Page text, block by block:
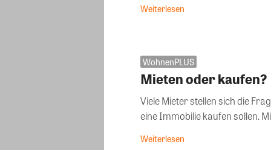
Weiterlesen
WohnenPLUS
Mieten oder kaufen?
Viele Mieter stellen sich die
eine Immobilie kaufen sollen.
Weiterlesen